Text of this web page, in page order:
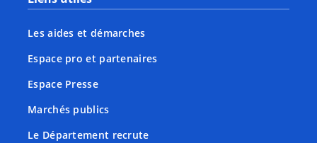
Les aides et démarches
Espace pro et partenaires
Espace Presse
Marchés publics
Le Département recrute